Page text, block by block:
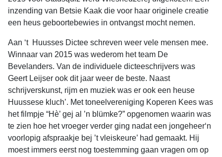
inzending van Betsie Kaak die voor haar originele creatie
een heus geboortebewies in ontvangst mocht nemen.
Aan ‘t Huusses Dictee schreven weer vele mensen mee.
Winnaar van 2015 was wederom het team De
Bevelanders. Van de individuele dicteeschrijvers was
Geert Leijser ook dit jaar weer de beste. Naast
schrijverskunst, rijm en muziek was er ook een heuse
Huussese kluch’. Met toneelvereniging Koperen Kees was
het filmpje “Hè’ gej al ’n blümke?” opgenomen waarin was
te zien hoe het vroeger verder ging nadat een jongeheer‘n
voorlopig afspraakje bej ’t vleiskeure’ had gemaakt. Hij
moest immers eerst nog toestemming gaan vragen om op